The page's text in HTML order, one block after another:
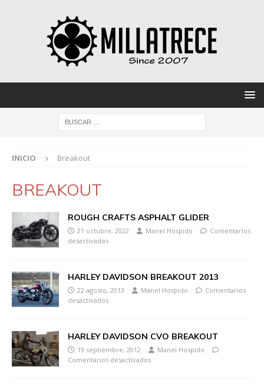
INICIO Breakout
BREAKOUT
ROUGH CRAFTS ASPHALT GLIDER
21 octubre, 2022 Manel Hospido
Comentarios
desactivados
HARLEY DAVIDSON BREAKOUT 2013
22 agosto, 2013 Manel Hospido
Comentarios
desactivados
HARLEY DAVIDSON CVO BREAKOUT
19 septiembre, 2012
Manel Hospido
Comentarios desactivados